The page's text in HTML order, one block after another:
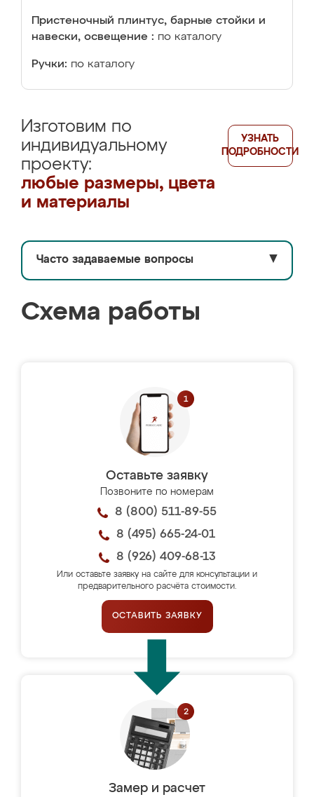
Пристеночный плинтус, барные стойки и
навески, освещение : по каталогу
Ручки: по каталогу
Изготовим по
индивидуальному
проекту:
любые размеры, цвета
и материалы
УЗНАТЬ
ПОДРОБНОСТИ
Часто задаваемые вопросы ▼
Схема работы
Оставьте заявку
Позвоните по номерам
8 (800) 511-89-55
8 (495) 665-24-01
8 (926) 409-68-13
Или оставьте заявку на сайте для консультации и
предварительного расчёта стоимости.
ОСТАВИТЬ ЗАЯВКУ
Замер и расчет